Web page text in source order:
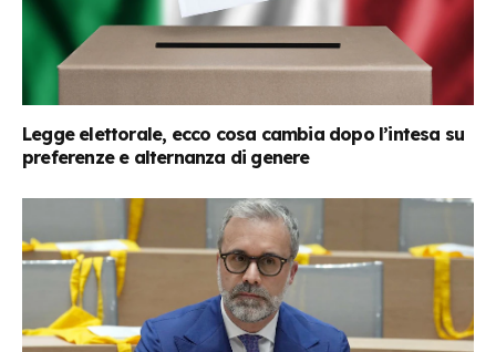
Legge elettorale, ecco cosa cambia dopo l’intesa su
preferenze e alternanza di genere